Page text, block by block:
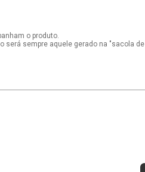
o produto.
será sempre aquele gerado na "sacola de